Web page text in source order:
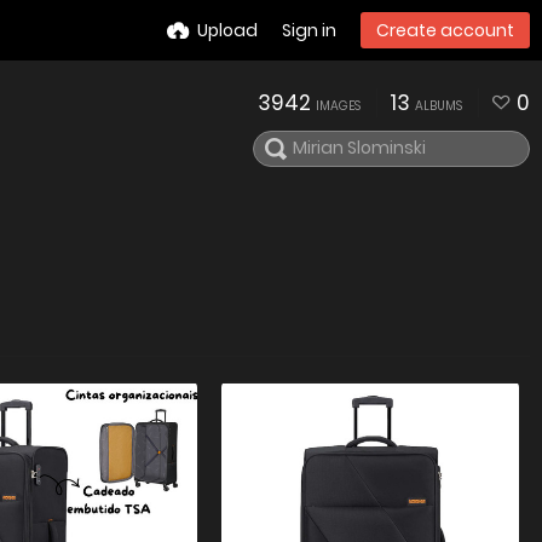
Upload Sign in Create account
3942 IMAGES 13 ALBUMS 0